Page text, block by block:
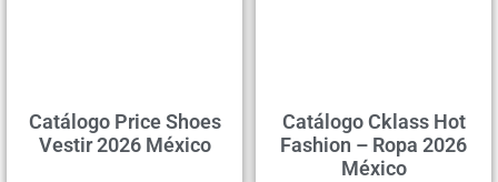
Catálogo Price Shoes
Vestir 2026 México
Catálogo Cklass Hot
Fashion – Ropa 2026
México